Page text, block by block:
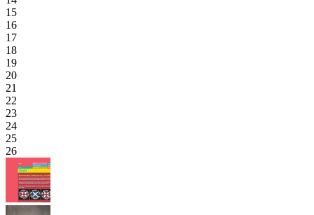
15
16
17
18
19
20
21
22
23
24
25
26